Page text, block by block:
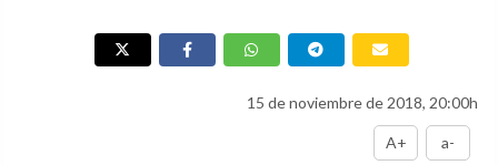
15 de noviembre de 2018, 20:00h
A+ a-